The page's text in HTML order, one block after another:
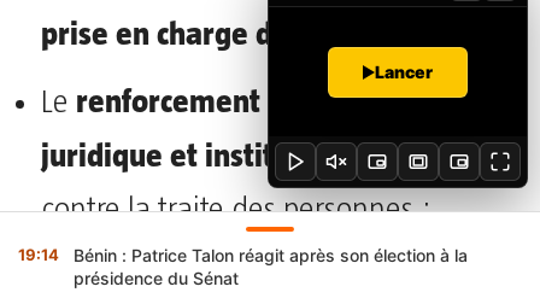
prise en charge des victimes
Le renforcement de l’arsenal
juridique et institutionnelde lutte
contre la traite des personnes ;
Laconsolidation de la
19:14
Bénin : Patrice Talon réagit après son élection à la
présidence du Sénat
Lancer